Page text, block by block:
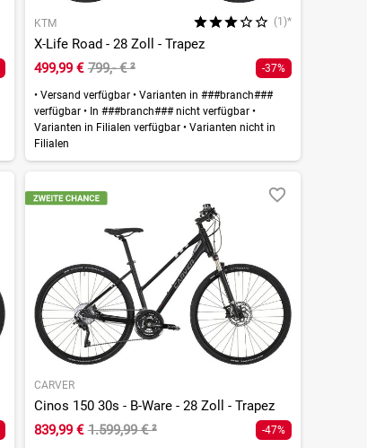
KTM (1)*
X-Life Road - 28 Zoll - Trapez
499,99 € 799,- €² -37%
•Versand verfügbar •Varianten in ###branch###
verfügbar •In ###branch### nicht verfügbar •
Varianten in Filialen verfügbar •Varianten nicht in
Filialen
CARVER
Cinos 150 30s - B-Ware - 28 Zoll - Trapez
839,99 € 1.599,99 €² -47%